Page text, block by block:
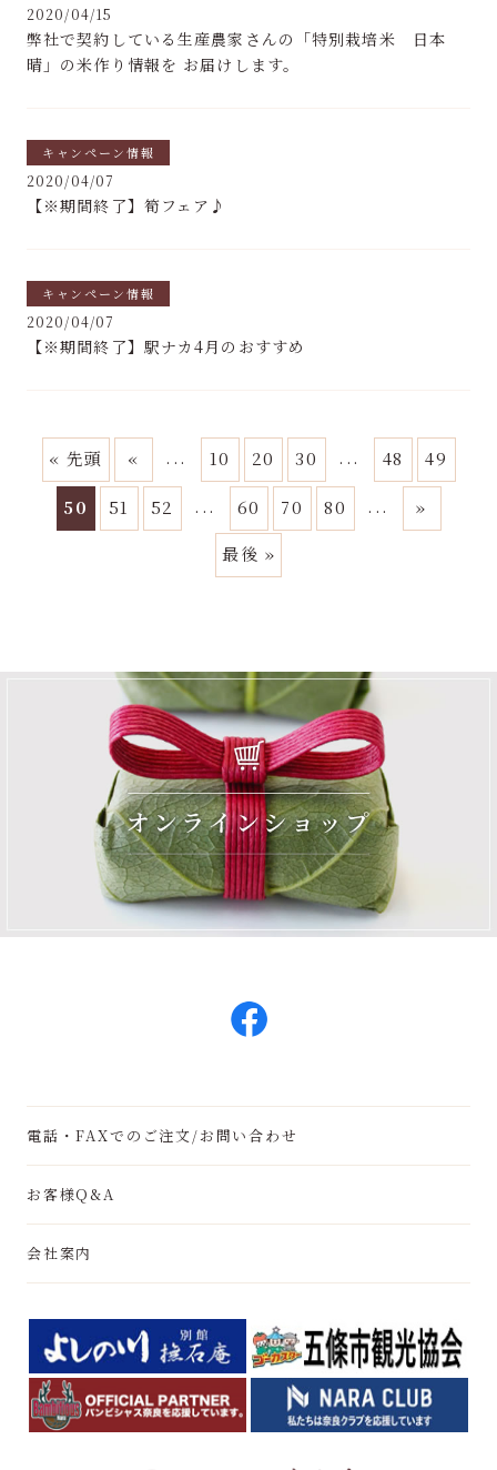
2020/04/15
弊社で契約している生産農家さんの「特別栽培米 日本
晴」の米作り情報を お届けします。
キャンペーン情報
2020/04/07
【※期間終了】筍フェア♪
キャンペーン情報
2020/04/07
【※期間終了】駅ナカ4月のおすすめ
« 先頭 « ... 10 20 30 ... 48 49
50 51 52 ... 60 70 80 ...
»
最後 »
電話・FAXでのご注文/お問い合わせ
お客様Q&A
会社案内